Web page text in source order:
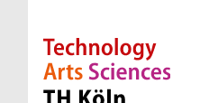
Direkt zur Hauptnavigation
Direkt zur Subnavigation
Direkt zum Inhalt
Direkt zum Fußbereich